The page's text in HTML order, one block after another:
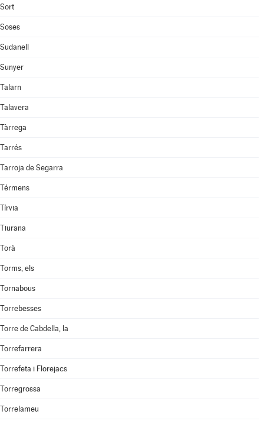
Sort
Soses
Sudanell
Sunyer
Talarn
Talavera
Tàrrega
Tarrés
Tarroja de Segarra
Térmens
Tírvia
Tiurana
Torà
Torms, els
Tornabous
Torrebesses
Torre de Cabdella, la
Torrefarrera
Torrefeta i Florejacs
Torregrossa
Torrelameu